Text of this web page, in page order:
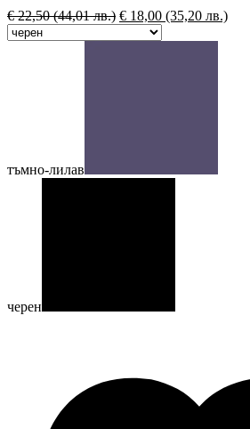
€22,50(44,01 лв.) € 18,00 (35,20 лв.)
тъмно-лилав
черен